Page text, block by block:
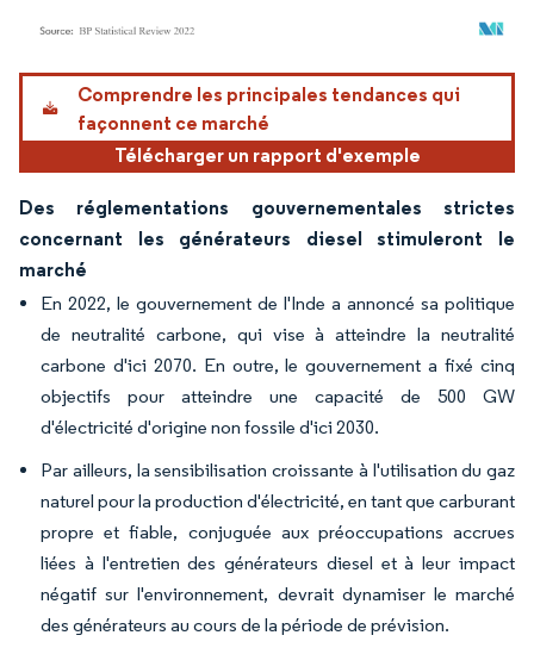
Image © Mordor Intelligence. La réutilisation nécessite une attribution sous CC BY
Comprendre les principales tendances qui
façonnent ce marché
Télécharger un rapport d'exemple
Des réglementations gouvernementales strictes
concernant les générateurs diesel stimuleront le
marché
En 2022, le gouvernement de l'Inde a annoncé sa politique
de neutralité carbone, qui vise à atteindre la neutralité
carbone d'ici 2070. En outre, le gouvernement a fixé cinq
objectifs pour atteindre une capacité de 500 GW
d'électricité d'origine non fossile d'ici 2030.
Par ailleurs, la sensibilisation croissante à l'utilisation du gaz
naturel pour la production d'électricité, en tant que carburant
propre et fiable, conjuguée aux préoccupations accrues
liées à l'entretien des générateurs diesel et à leur impact
négatif sur l'environnement, devrait dynamiser le marché
des générateurs au cours de la période de prévision.